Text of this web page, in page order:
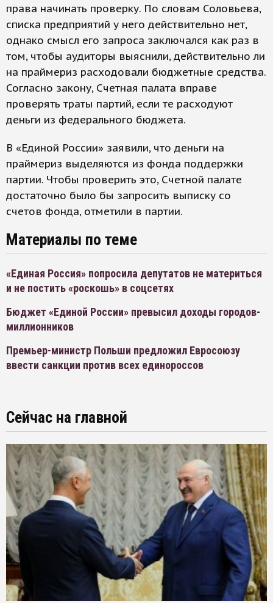
права начинать проверку. По словам Соловьева,
списка предприятий у него действительно нет,
однако смысл его запроса заключался как раз в
том, чтобы аудиторы выяснили, действительно ли
на праймериз расходовали бюджетные средства.
Согласно закону, Счетная палата вправе
проверять траты партий, если те расходуют
деньги из федерального бюджета.
В «Единой России» заявили, что деньги на
праймериз выделяются из фонда поддержки
партии. Чтобы проверить это, Счетной палате
достаточно было бы запросить выписку со
счетов фонда, отметили в партии.
Материалы по теме
«Единая Россия» попросила депутатов не материться
и не постить «роскошь» в соцсетях
Бюджет «Единой России» превысил доходы городов-
миллионников
Премьер-министр Польши предложил Евросоюзу
ввести санкции против всех единороссов
Сейчас на главной